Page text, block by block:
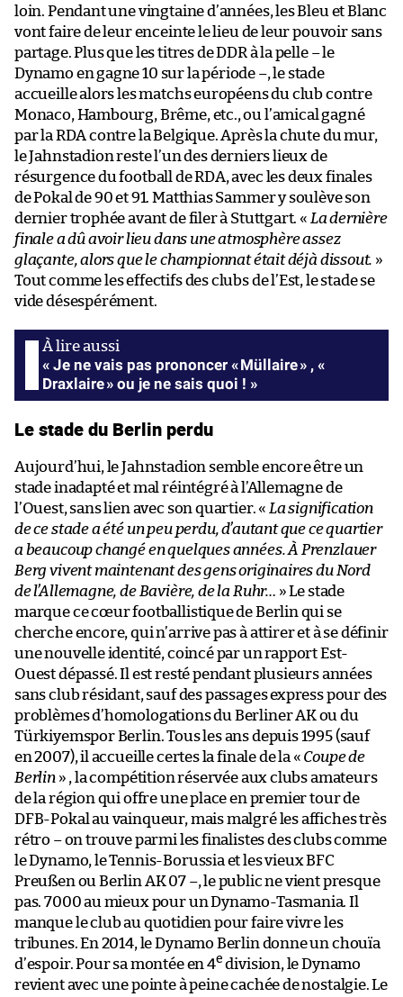
loin. Pendant une vingtaine d’années, les Bleu et Blanc
vont faire de leur enceinte le lieu de leur pouvoir sans
partage. Plus que les titres de DDR à la pelle – le
Dynamo en gagne 10 sur la période –, le stade
accueille alors les matchs européens du club contre
Monaco, Hambourg, Brême, etc., ou l’amical gagné
par la RDA contre la Belgique. Après la chute du mur,
le Jahnstadion reste l’un des derniers lieux de
résurgence du football de RDA, avec les deux finales
de Pokal de 90 et 91. Matthias Sammer y soulève son
dernier trophée avant de filer à Stuttgart. « La dernière
finale a dû avoir lieu dans une atmosphère assez
glaçante, alors que le championnat était déjà dissout. »
Tout comme les effectifs des clubs de l’Est, le stade se
vide désespérément.
« Je ne vais pas prononcer « Müllaire » , «
Draxlaire » ou je ne sais quoi ! »
Le stade du Berlin perdu
Aujourd’hui, le Jahnstadion semble encore être un
stade inadapté et mal réintégré à l’Allemagne de
l’Ouest, sans lien avec son quartier. « La signification
de ce stade a été un peu perdu, d’autant que ce quartier
a beaucoup changé en quelques années. À Prenzlauer
Berg vivent maintenant des gens originaires du Nord
de l’Allemagne, de Bavière, de la Ruhr… » Le stade
marque ce cœur footballistique de Berlin qui se
cherche encore, qui n’arrive pas à attirer et à se définir
une nouvelle identité, coincé par un rapport Est-
Ouest dépassé. Il est resté pendant plusieurs années
sans club résidant, sauf des passages express pour des
problèmes d’homologations du Berliner AK ou du
Türkiyemspor Berlin. Tous les ans depuis 1995 (sauf
en 2007), il accueille certes la finale de la « Coupe de
Berlin» , la compétition réservée aux clubs amateurs
de la région qui offre une place en premier tour de
DFB-Pokal au vainqueur, mais malgré les affiches très
rétro – on trouve parmi les finalistes des clubs comme
le Dynamo, le Tennis-Borussia et les vieux BFC
Preußen ou Berlin AK 07 –, le public ne vient presque
pas. 7000 au mieux pour un Dynamo-Tasmania. Il
manque le club au quotidien pour faire vivre les
tribunes. En 2014, le Dynamo Berlin donne un chouïa
d’espoir. Pour sa montée en 4e division, le Dynamo
revient avec une pointe à peine cachée de nostalgie. Le